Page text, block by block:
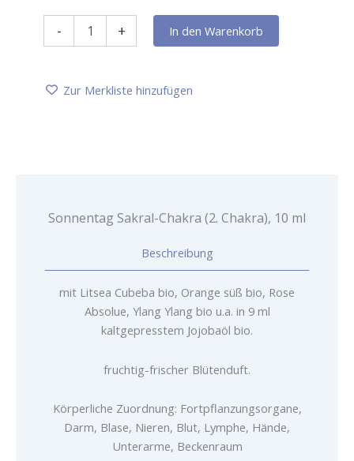
-
Sakral-
Chakra),
+ In den Warenkorb
Zur Merkliste hinzufügen
Sonnentag Sakral-Chakra (2. Chakra), 10 ml
Beschreibung
mit Litsea Cubeba bio, Orange süß bio, Rose
Absolue, Ylang Ylang bio u.a. in 9 ml
kaltgepresstem Jojobaöl bio.
fruchtig-frischer Blütenduft.
Körperliche Zuordnung: Fortpflanzungsorgane,
Darm, Blase, Nieren, Blut, Lymphe, Hände,
Unterarme, Beckenraum